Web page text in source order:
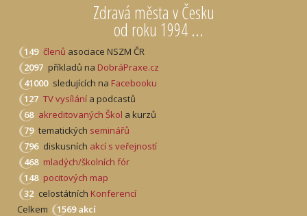
Zdravá města v Česku
od roku 1994 ...
149 členů asociace NSZM ČR
2097 příkladů na DobráPraxe.cz
41000 sledujících na Facebooku
127 TV vysílání a podcastů
68 akreditovaných Škol a kurzů
79 tematických seminářů
796 diskusních akcí s veřejností
468 mladých/školních fór
148 pocitových map
32 celostátních Konferencí
Celkem
1569 akcí